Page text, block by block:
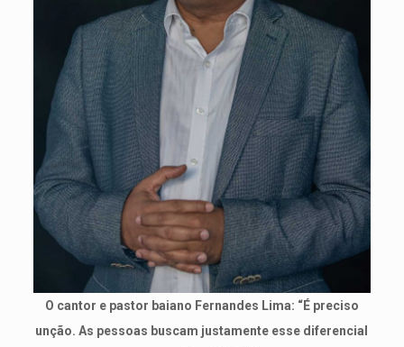
O cantor e pastor baiano Fernandes Lima: “É preciso
unção. As pessoas buscam justamente esse diferencial